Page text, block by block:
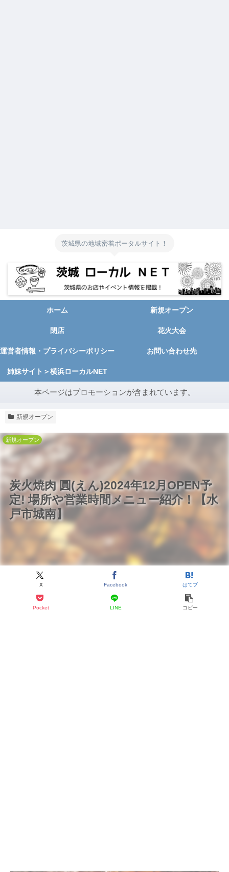
茨城県の地域密着ポータルサイト！
ホーム 新規オープン
閉店 花火大会
運営者情報・プライバシーポリシー お問い合わせ先
姉妹サイト＞横浜ローカルNET
本ページはプロモーションが含まれています。
新規オープン
炭火焼肉 圓(えん)2024年12月OPEN予
定! 場所や営業時間メニュー紹介！【水
戸市城南】
新規オープン
X Facebook はてブ
Pocket LINE コピー